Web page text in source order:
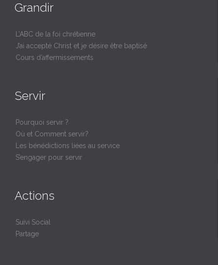
Grandir
L’ABC de la foi chrétienne
J’ai accepté Christ et je désire être baptisé
Cours d’affermissements
Servir
Pourquoi servir ?
Où et Comment servir?
Les bénédictions liées au service
S’engager pour servir
Actions
Suivi Social
Partage